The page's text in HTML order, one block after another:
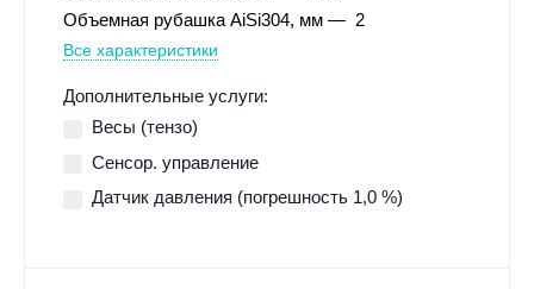
Объемная рубашка AiSi304, мм
2
Все характеристики
Дополнительные услуги:
Весы (тензо)
Сенсор. управление
Датчик давления (погрешность 1,0 %)